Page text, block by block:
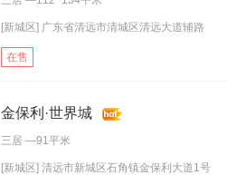
[新城区] 广东省清远市清城区清远大道辅路
在售
金保利·世界城
三居 —91平米
[新城区] 清远市新城区石角镇金保利大道1号